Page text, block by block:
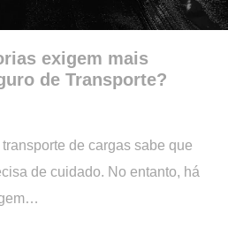
exigem mais
de Transporte?
de cargas sabe que
de cuidado. No entanto, há